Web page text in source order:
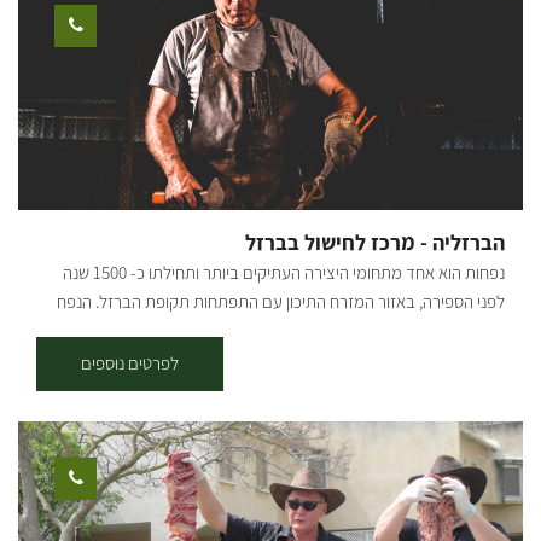
הברזליה - מרכז לחישול בברזל
נפחות הוא אחד מתחומי היצירה העתיקים ביותר ותחילתו כ- 1500 שנה
לפני הספירה, באזור המזרח התיכון עם התפתחות תקופת הברזל. הנפח
ומעצבו באמצעות כלים בסיסים ביותר הכוללים פטיש וסדן וכלי עזר שונים
וכך מפיח חיים בחומר. עלי ועל המקום... שמי אמנון גרינשפן. אני נפח אומן
בעל ניסיון של למעלה מ 20 שנה בתחום הנפחות המסורתית והמודרנית.
בנפחיית 'הברזליה' הממוקומת במבנה היסטורי לשימור תוכלו לבחור בין
הרצאה, סדנה או קורס. "אני אוהב לתפוס רגעים מהטבע ולהפיח בהם חיים
חדשים דרך מתכת ואש" המפגש הראשון שלי עם עולם החישול בברזל
התרחש בנפחייה קטנה באוסטרליה בה ביקרתי בשנת 2000. הוקסמתי
לפרטים נוספים